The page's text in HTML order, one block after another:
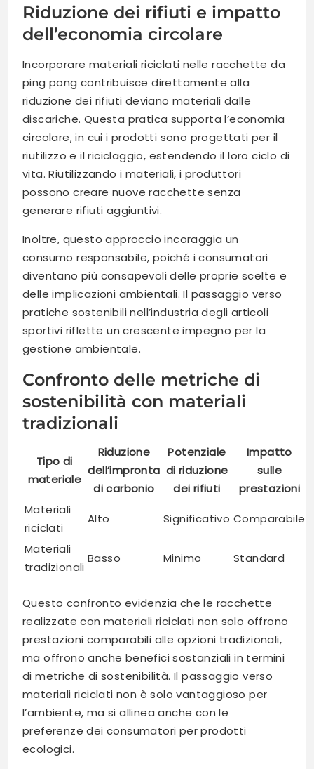
Riduzione dei rifiuti e impatto
dell’economia circolare
Incorporare materiali riciclati nelle racchette da
ping pong contribuisce direttamente alla
riduzione dei rifiuti deviano materiali dalle
discariche. Questa pratica supporta l’economia
circolare, in cui i prodotti sono progettati per il
riutilizzo e il riciclaggio, estendendo il loro ciclo di
vita. Riutilizzando i materiali, i produttori
possono creare nuove racchette senza
generare rifiuti aggiuntivi.
Inoltre, questo approccio incoraggia un
consumo responsabile, poiché i consumatori
diventano più consapevoli delle proprie scelte e
delle implicazioni ambientali. Il passaggio verso
pratiche sostenibili nell’industria degli articoli
sportivi riflette un crescente impegno per la
gestione ambientale.
Confronto delle metriche di
sostenibilità con materiali
tradizionali
Tipo di
materiale
Riduzione
dell’impronta
di carbonio
Potenziale
di riduzione
dei rifiuti
Impatto
sulle
prestazioni
Materiali
riciclati
Alto Significativo Comparabile
Materiali
tradizionali
Basso Minimo Standard
Questo confronto evidenzia che le racchette
realizzate con materiali riciclati non solo offrono
prestazioni comparabili alle opzioni tradizionali,
ma offrono anche benefici sostanziali in termini
di metriche di sostenibilità. Il passaggio verso
materiali riciclati non è solo vantaggioso per
l’ambiente, ma si allinea anche con le
preferenze dei consumatori per prodotti
ecologici.